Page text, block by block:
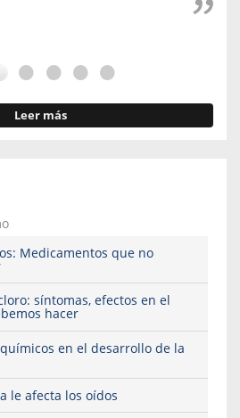
Leer más
Medicamentos que no
síntomas, efectos en el
hacer
en el desarrollo de la
le afecta los oídos